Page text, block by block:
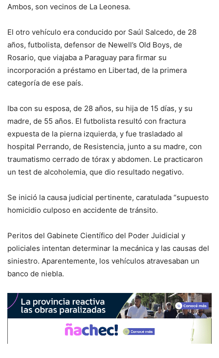
Ambos, son vecinos de La Leonesa.
El otro vehículo era conducido por Saúl Salcedo, de 28
años, futbolista, defensor de Newell’s Old Boys, de
Rosario, que viajaba a Paraguay para firmar su
incorporación a préstamo en Libertad, de la primera
categoría de ese país.
Iba con su esposa, de 28 años, su hija de 15 días, y su
madre, de 55 años. El futbolista resultó con fractura
expuesta de la pierna izquierda, y fue trasladado al
hospital Perrando, de Resistencia, junto a su madre, con
traumatismo cerrado de tórax y abdomen. Le practicaron
un test de alcoholemia, que dio resultado negativo.
Se inició la causa judicial pertinente, caratulada “supuesto
homicidio culposo en accidente de tránsito.
Peritos del Gabinete Científico del Poder Juidicial y
policiales intentan determinar la mecánica y las causas del
siniestro. Aparentemente, los vehículos atravesaban un
banco de niebla.